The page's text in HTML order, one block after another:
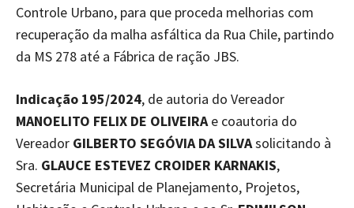
Controle Urbano, para que proceda melhorias com
recuperação da malha asfáltica da Rua Chile, partindo
da MS 278 até a Fábrica de ração JBS.
Indicação 195/2024, de autoria do Vereador
MANOELITO FELIX DE OLIVEIRA e coautoria do
Vereador GILBERTO SEGÓVIA DA SILVAsolicitando à
Sra. GLAUCE ESTEVEZ CROIDER KARNAKIS,
Secretária Municipal de Planejamento, Projetos,